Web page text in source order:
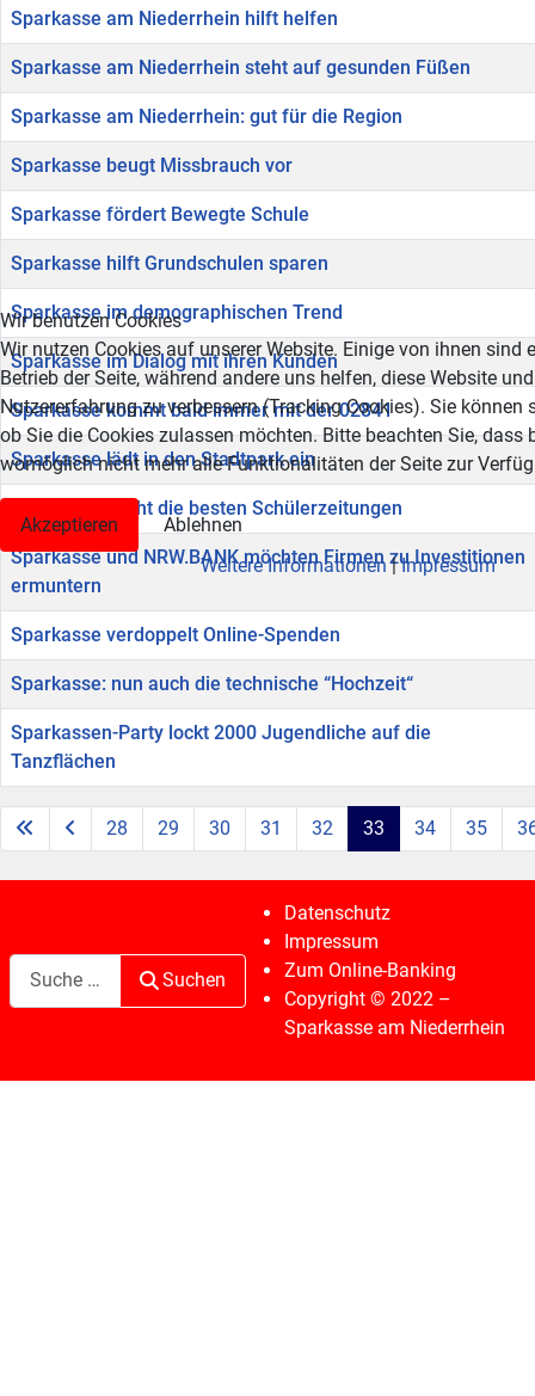
Sparkasse am Niederrhein hilft helfen
Sparkasse am Niederrhein steht auf gesunden Füßen
Sparkasse am Niederrhein: gut für die Region
Sparkasse beugt Missbrauch vor
Sparkasse fördert Bewegte Schule
Sparkasse hilft Grundschulen sparen
Sparkasse im demographischen Trend
Sparkasse im Dialog mit ihren Kunden
Sparkasse kommt bald immer mit der 02841
Sparkasse lädt in den Stadtpark ein
Sparkasse sucht die besten Schülerzeitungen
Sparkasse und NRW.BANK möchten Firmen zu Investitionen
ermuntern
Sparkasse verdoppelt Online-Spenden
Sparkasse: nun auch die technische “Hochzeit“
Sparkassen-Party lockt 2000 Jugendliche auf die
Tanzflächen
Seite 33 von 41
28 29 30 31 32 33 34 35
Suchen
Suchen
Datenschutz
Impressum
Zum Online-Banking
Copyright © 2022 –
Sparkasse am Niederrhein
Wir benutzen Cookies
Wir nutzen Cookies auf unserer Website. Einige von ihnen sind
Betrieb der Seite, während andere uns helfen, diese Website
Nutzererfahrung zu verbessern (Tracking Cookies). Sie können
ob Sie die Cookies zulassen möchten. Bitte beachten Sie, dass
womöglich nicht mehr alle Funktionalitäten der Seite zur
Akzeptieren
Ablehnen
Weitere Informationen|Impressum